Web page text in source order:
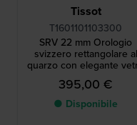
Tissot
T1601101103300
SRV 22 mm Orologio
svizzero rettangolare al
quarzo con elegante
zaffiro sfaccettato
395,00 €
● Disponibile